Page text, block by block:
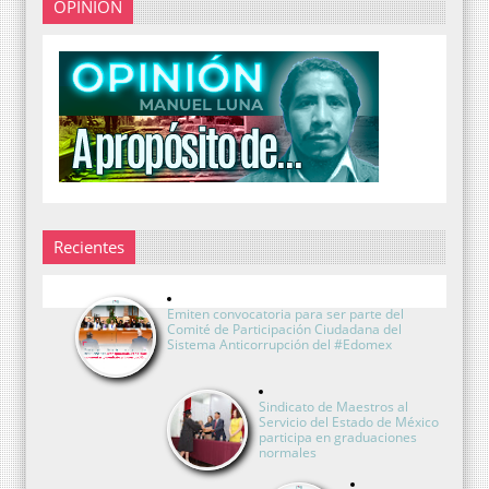
OPINIÓN
Recientes
Emiten convocatoria para ser parte del
Comité de Participación Ciudadana del
Sistema Anticorrupción del #Edomex
Sindicato de Maestros al
Servicio del Estado de México
participa en graduaciones
normales